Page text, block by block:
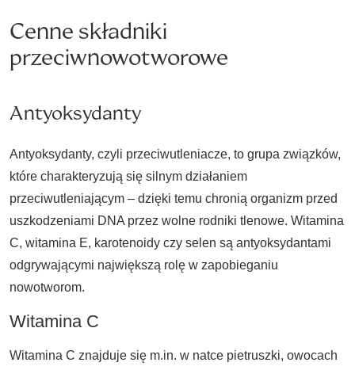
Cenne składniki
przeciwnowotworowe
Antyoksydanty
Antyoksydanty, czyli przeciwutleniacze, to grupa związków,
które charakteryzują się silnym działaniem
przeciwutleniającym – dzięki temu chronią organizm przed
uszkodzeniami DNA przez wolne rodniki tlenowe. Witamina
C, witamina E, karotenoidy czy selen są antyoksydantami
odgrywającymi największą rolę w zapobieganiu
nowotworom.
Witamina C
Witamina C znajduje się m.in. w natce pietruszki, owocach